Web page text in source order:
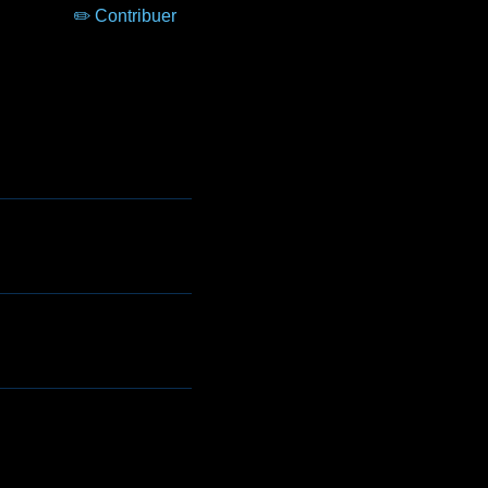
✏️ Contribuer